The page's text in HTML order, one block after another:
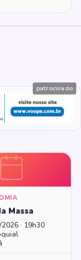
patrocinado
Massa
· 19h30